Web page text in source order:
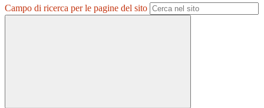
Campo di ricerca per le pagine del sito